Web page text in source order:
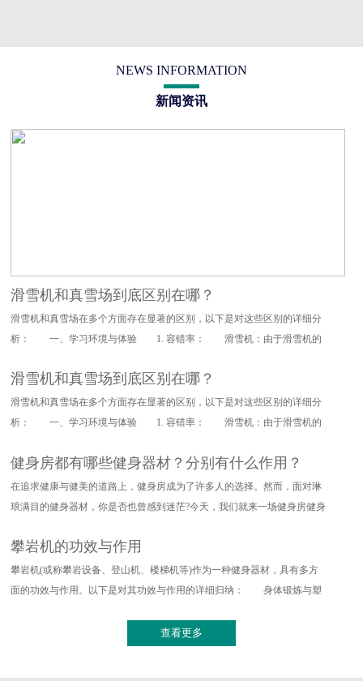
NEWS INFORMATION
新闻资讯
滑雪机和真雪场到底区别在哪？
雪机和真雪场在多个方面存在显著的区别，以下是对这些区别的详细分
析： 一、学习环境与体验 1. 容错率： 滑雪机：由于滑雪机的
滑雪机和真雪场到底区别在哪？
雪机和真雪场在多个方面存在显著的区别，以下是对这些区别的详细分
析： 一、学习环境与体验 1. 容错率： 滑雪机：由于滑雪机的
健身房都有哪些健身器材？分别有什么作用？
追求健康与健美的道路上，健身房成为了许多人的选择。然而，面对琳
琅满目的健身器材，你是否也曾感到迷茫?今天，我们就来一场健身房健身
攀岩机的功效与作用
岩机(或称攀岩设备、登山机、楼梯机等)作为一种健身器材，具有多方
面的功效与作用。以下是对其功效与作用的详细归纳： 身体锻炼与塑
查看更多